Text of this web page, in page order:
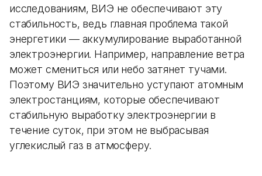
исследованиям, ВИЭ не обеспечивают эту
стабильность, ведь главная проблема такой
энергетики — аккумулирование выработанной
электроэнергии. Например, направление ветра
может смениться или небо затянет тучами.
Поэтому ВИЭ значительно уступают атомным
электростанциям, которые обеспечивают
стабильную выработку электроэнергии в
течение суток, при этом не выбрасывая
углекислый газ в атмосферу.